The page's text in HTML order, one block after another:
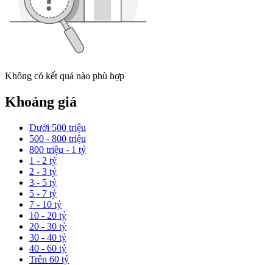
Không có kết quả nào phù hợp
Khoảng giá
Dưới 500 triệu
500 - 800 triệu
800 triệu - 1 tỷ
1 - 2 tỷ
2 - 3 tỷ
3 - 5 tỷ
5 - 7 tỷ
7 - 10 tỷ
10 - 20 tỷ
20 - 30 tỷ
30 - 40 tỷ
40 - 60 tỷ
Trên 60 tỷ